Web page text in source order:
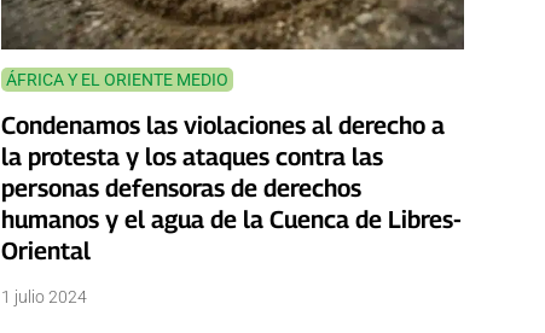
ÁFRICA Y EL ORIENTE MEDIO
Condenamos las violaciones al derecho a
la protesta y los ataques contra las
personas defensoras de derechos
humanos y el agua de la Cuenca de Libres-
Oriental
1 julio 2024